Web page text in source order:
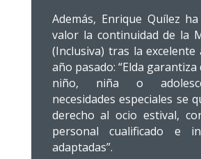
Además, Enrique Quílez
valor la continuidad de la
(Inclusiva) tras la excelente
año pasado: “Elda
niño, niña o
necesidades especiales se
derecho al ocio estival,
personal cualificado e
adaptadas”.